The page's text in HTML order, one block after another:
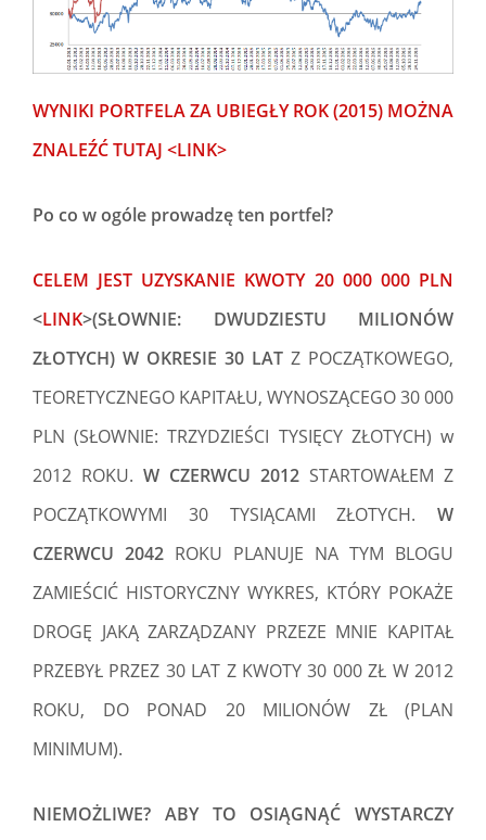
WYNIKI PORTFELA ZA UBIEGŁY ROK (2015) MOŻNA
ZNALEŹĆ TUTAJ <LINK>
Po co w ogóle prowadzę ten portfel?
CELEM JEST UZYSKANIE KWOTY 20 000 000 PLN
<LINK>(SŁOWNIE: DWUDZIESTU MILIONÓW
ZŁOTYCH) W OKRESIE 30 LAT Z POCZĄTKOWEGO,
TEORETYCZNEGO KAPITAŁU, WYNOSZĄCEGO 30 000
PLN (SŁOWNIE: TRZYDZIEŚCI TYSIĘCY ZŁOTYCH) w
2012 ROKU. W CZERWCU 2012 STARTOWAŁEM Z
POCZĄTKOWYMI 30 TYSIĄCAMI ZŁOTYCH. W
CZERWCU 2042 ROKU PLANUJE NA TYM BLOGU
ZAMIEŚCIĆ HISTORYCZNY WYKRES, KTÓRY POKAŻE
DROGĘ JAKĄ ZARZĄDZANY PRZEZE MNIE KAPITAŁ
PRZEBYŁ PRZEZ 30 LAT Z KWOTY 30 000 ZŁ W 2012
ROKU, DO PONAD 20 MILIONÓW ZŁ (PLAN
MINIMUM).
NIEMOŻLIWE? ABY TO OSIĄGNĄĆ WYSTARCZY